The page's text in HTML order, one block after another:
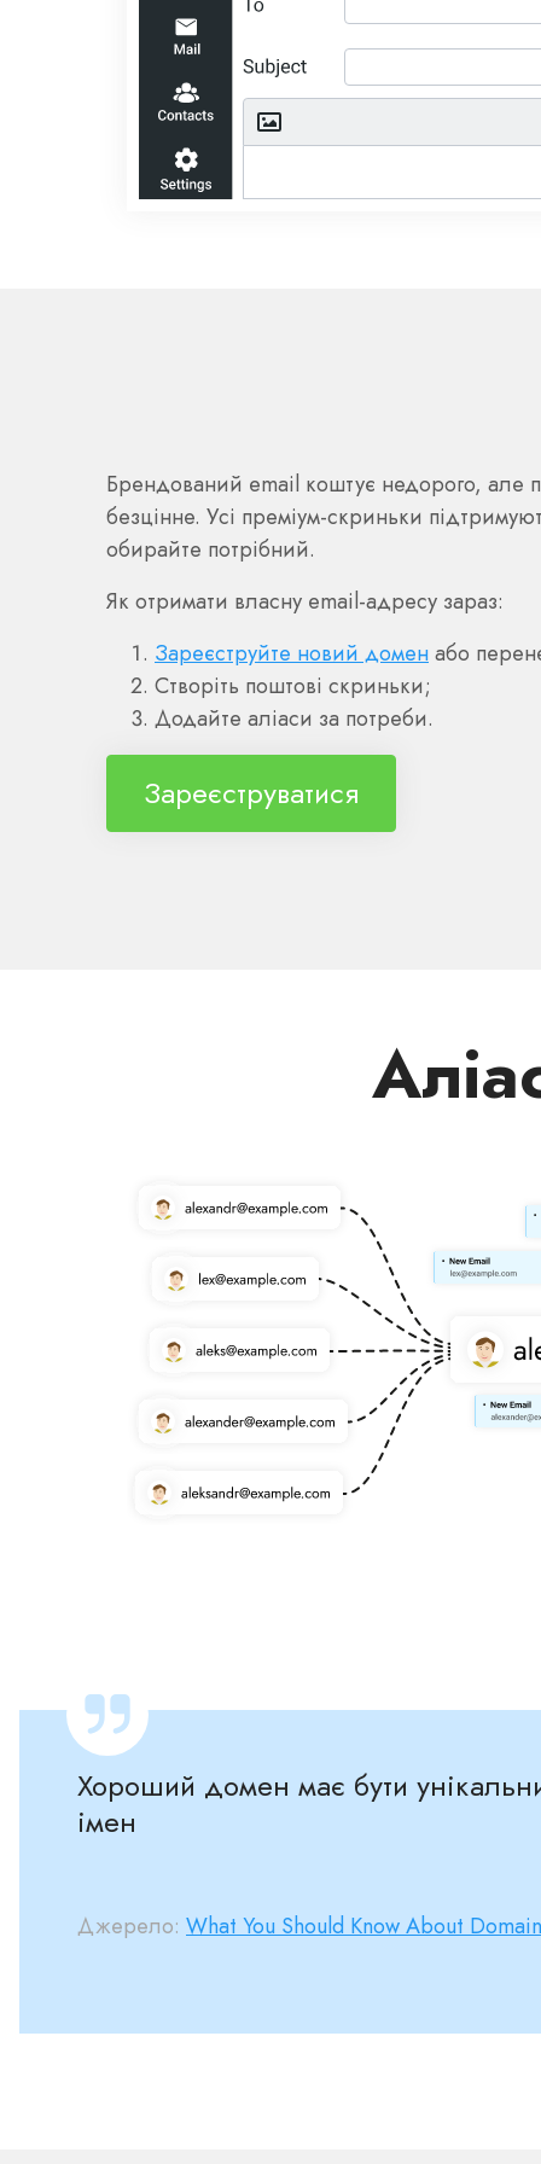
Брендований email коштує недорого, але
безцінне. Усі преміум-скриньки
обирайте потрібний.
Як отримати власну email-адресу зараз:
Зареєструйте новий доменабо
Створіть поштові скриньки;
Додайте аліаси за потреби.
Зареєструватися
Хороший домен має бути
імен
Джерело: What You Should Know About